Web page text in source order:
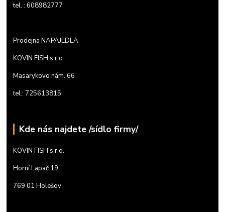
tel. : 608982777
Prodejna NAPAJEDLA
KOVIN FISH s.r.o.
Masarykovo nám. 66
tel.: 725613815
Kde nás najdete /sídlo firmy/
KOVIN FISH s.r.o.
Horní Lapač 19
769 01 Holešov